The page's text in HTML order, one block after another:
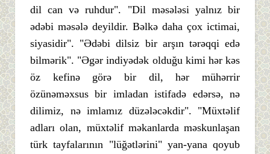
dil can və ruhdur". "Dil məsələsi yalnız bir
ədəbi məsələ deyildir. Bəlkə daha çox ictimai,
siyasidir". "Ədəbi dilsiz bir arşın tərəqqi edə
bilmərik". "Əgər indiyədək olduğu kimi hər kəs
öz kefinə görə bir dil, hər mühərrir
özünəməxsus bir imladan istifadə edərsə, nə
dilimiz, nə imlamız düzələcəkdir". "Müxtəlif
adları olan, müxtəlif məkanlarda məskunlaşan
türk tayfalarının "lüğətlərini" yan-yana qoyub